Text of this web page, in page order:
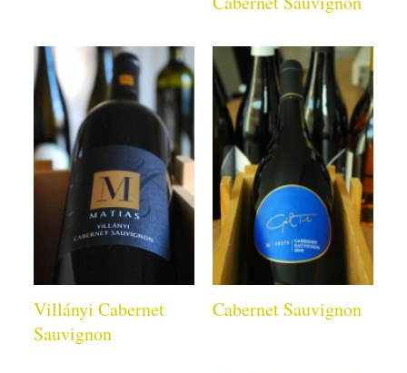
Villányi Cabernet
Sauvignon
Cabernet Sauvignon